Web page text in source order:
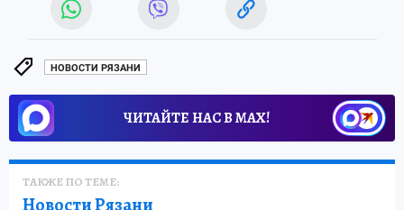
НОВОСТИ РЯЗАНИ
ЧИТАЙТЕ НАС В МАХ!
ТАКЖЕ ПО ТЕМЕ: